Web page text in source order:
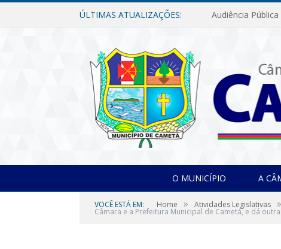
ÚLTIMAS ATUALIZAÇÕES:
O MUNICÍPIO A
VOCÊ ESTÁ EM: Home » Atividades Legislativas »
Câmara e a Prefeitura Municipal de Cametá, e dá